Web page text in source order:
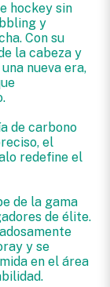
hockey sin
y
Con su
la cabeza y
nueva era,
de carbono
el
redefine el
de la gama
de élite.
y se
en el área